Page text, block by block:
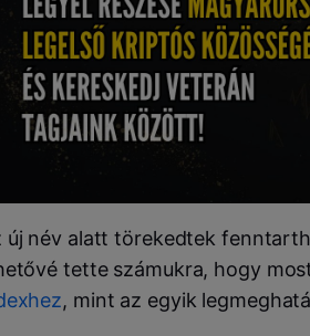
új név alatt törekedtek
tette számukra, hogy
, mint az egyik